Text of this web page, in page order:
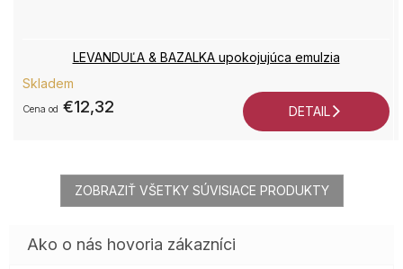
LEVANDUĽA & BAZALKA upokojujúca emulzia
Skladem
od €12,32 DETAIL
ZOBRAZIŤ VŠETKY SÚVISIACE PRODUKTY